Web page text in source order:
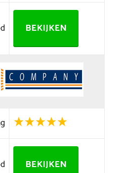
BEKIJKEN
BEKIJKEN